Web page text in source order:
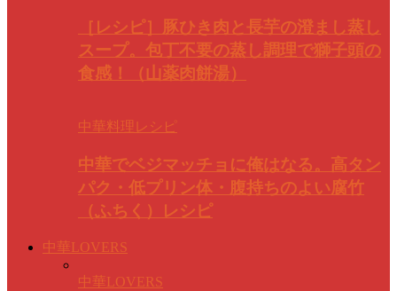
［レシピ］豚ひき肉と長芋の澄まし蒸し
スープ。包丁不要の蒸し調理で獅子頭の
食感！（山薬肉餅湯）
中華料理レシピ
中華でベジマッチョに俺はなる。高タン
パク・低プリン体・腹持ちのよい腐竹
（ふちく）レシピ
中華LOVERS
中華LOVERS